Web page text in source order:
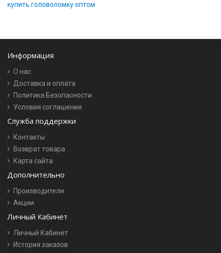
купить головоломку оптом
Информация
О нас
Доставка и оплата
Политика Безопасности
Условия соглашения
Служба поддержки
Контакты
Возврат товара
Карта сайта
Дополнительно
Производители
Акции
Личный Кабинет
Личный Кабинет
История заказов